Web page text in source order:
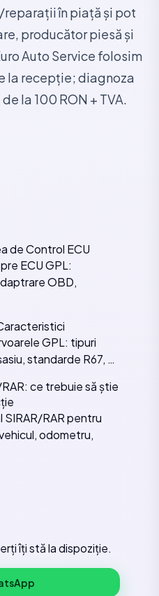
în piață și pot
producător piesă și
Auto Service folosim
la recepție; diagnoza
la 100 RON + TVA.
de Control ECU
ECU GPL:
OBD,
GPL: tipuri
standarde R67, …
ce trebuie să știe
SIRAR/RAR pentru
odometru,
îți stă la dispoziție.